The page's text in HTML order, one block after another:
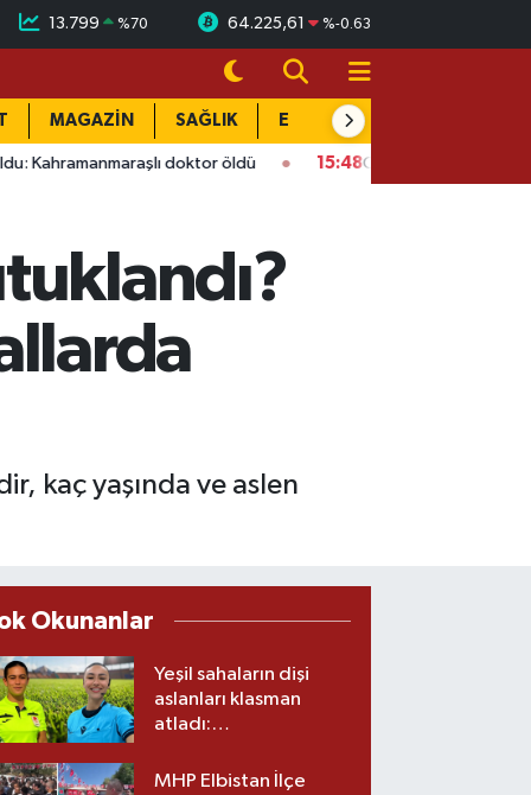
13.799 %70 64.225,61 %-0.63
MAGAZİN SAĞLIK EĞİTİM
doktor öldü 15:48 Onikişubat’ta ücretsiz
kaç yaşında ve aslen
Okunanlar
Yeşil sahaların dişi
aslanları klasman
atladı:
üst lige iki transfer!
MHP Elbistan İlçe